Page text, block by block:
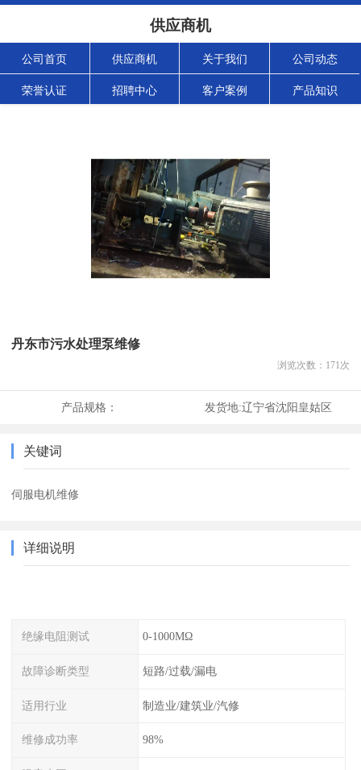
供应商机
公司首页 供应商机 关于我们 公司动态
荣誉认证 招聘中心 客户案例 产品知识
丹东市污水处理泵维修
浏览次数： 171次
产品规格： 发货地:辽宁省沈阳皇姑区
关键词
伺服电机维修
详细说明
绝缘电阻测试 0-1000MΩ
故障诊断类型 短路/过载/漏电
适用行业 制造业/建筑业/汽修
维修成功率 98%